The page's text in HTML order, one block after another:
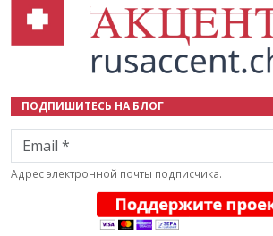
ПОДПИШИТЕСЬ НА БЛОГ
Email
Адрес электронной почты подписчика.